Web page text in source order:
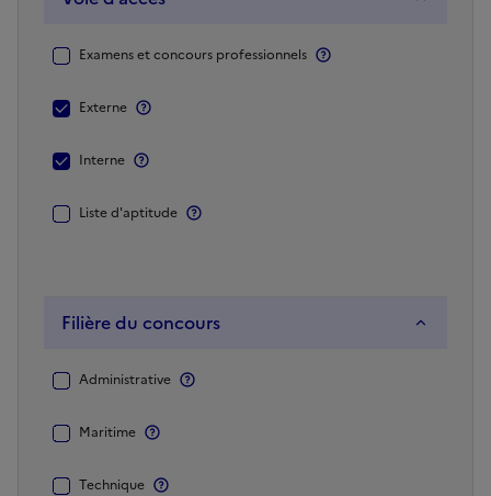
VoieExamens et concours professionnels
Externe
Interne
Liste d'aptitude
Filière du concours
Filière
concours
Administrative
Maritime
Technique